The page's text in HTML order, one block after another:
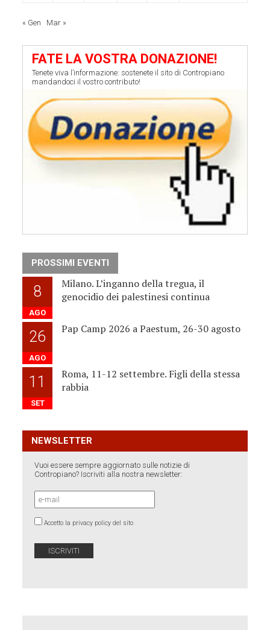
« Gen Mar »
FATE LA VOSTRA DONAZIONE!
Tenete viva l’informazione: sostenete il sito di Contropiano
mandandoci il vostro contributo!
PROSSIMI EVENTI
8
AGO
Milano. L’inganno della tregua, il
genocidio dei palestinesi continua
26
AGO
Pap Camp 2026 a Paestum, 26-30 agosto
11
SET
Roma, 11-12 settembre. Figli della stessa
rabbia
NEWSLETTER
Vuoi essere sempre aggiornato sulle notizie di
Contropiano? Iscriviti alla nostra newsletter:
Accetto la privacy policy del sito